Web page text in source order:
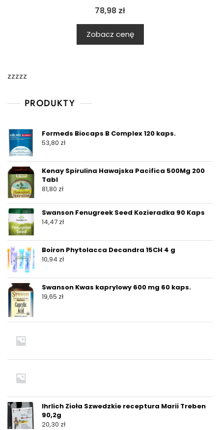
78,98 zł
Zobacz cenę
zzzzz
PRODUKTY
Formeds Biocaps B Complex 120 kaps.
53,80 zł
Kenay Spirulina Hawajska Pacifica 500Mg 200
Tabl
81,80 zł
Swanson Fenugreek Seed Kozieradka 90 Kaps
14,47 zł
Boiron Phytolacca Decandra 15CH 4 g
10,94 zł
Swanson Kwas kaprylowy 600 mg 60 kaps.
19,65 zł
Ihrlich Zioła Szwedzkie receptura Marii Treben
90,2g
20,30 zł